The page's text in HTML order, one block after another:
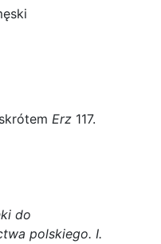
Erz 117.
do
polskiego. I.